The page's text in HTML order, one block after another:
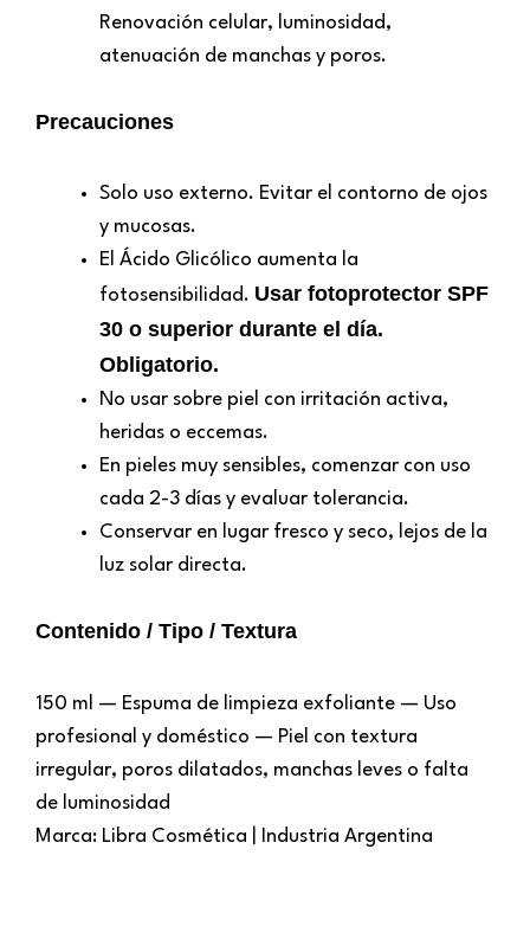
Renovación celular, luminosidad,
atenuación de manchas y poros.
Precauciones
Solo uso externo. Evitar el contorno de ojos
y mucosas.
El Ácido Glicólico aumenta la
fotosensibilidad. Usar fotoprotector SPF
30 o superior durante el día.
Obligatorio.
No usar sobre piel con irritación activa,
heridas o eccemas.
En pieles muy sensibles, comenzar con uso
cada 2-3 días y evaluar tolerancia.
Conservar en lugar fresco y seco, lejos de la
luz solar directa.
Contenido / Tipo / Textura
150 ml — Espuma de limpieza exfoliante — Uso
profesional y doméstico — Piel con textura
irregular, poros dilatados, manchas leves o falta
de luminosidad
Marca: Libra Cosmética | Industria Argentina